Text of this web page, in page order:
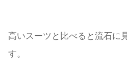
高いスーツと比べると流石に
す。